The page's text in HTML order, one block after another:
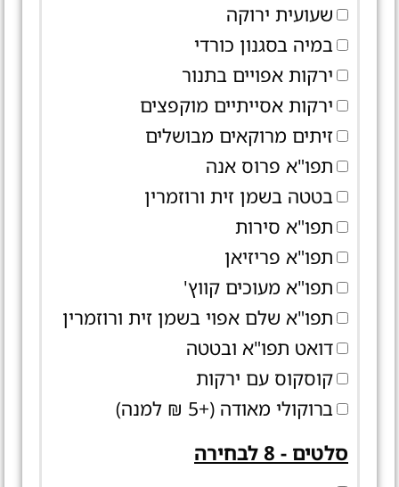
שעועית ירוקה
במיה בסגנון כורדי
ירקות אפויים בתנור
ירקות אסייתיים מוקפצים
זיתים מרוקאים מבושלים
תפו"א פרוס אנה
בטטה בשמן זית ורוזמרין
תפו"א סירות
תפו"א פריזיאן
תפו"א מעוכים קווץ'
תפו"א שלם אפוי בשמן זית ורוזמרין
דואט תפו"א ובטטה
קוסקוס עם ירקות
ברוקולי מאודה (+5 ₪ למנה)
סלטים - 8 לבחירה